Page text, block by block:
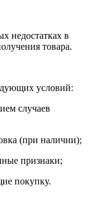
недостатках в
товара.
условий:
случаев
(при наличии);
признаки;
покупку.